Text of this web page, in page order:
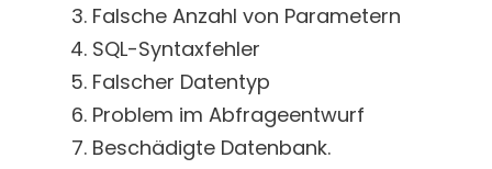
Falsche Anzahl von Parametern
SQL-Syntaxfehler
Falscher Datentyp
Problem im Abfrageentwurf
Beschädigte Datenbank.